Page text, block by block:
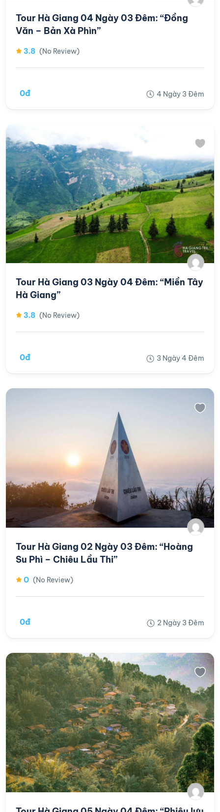
Tour Hà Giang 04 Ngày 03 Đêm: “Đồng
Văn – Bản Xà Phìn”
3.8 (No Review)
0đ 4 Ngày 3 Đêm
Tour Hà Giang 03 Ngày 04 Đêm: “Miền Tây
Hà Giang”
3.8 (No Review)
0đ 3 Ngày 4 Đêm
Tour Hà Giang 02 Ngày 03 Đêm: “Hoàng
Su Phì – Chiêu Lầu Thi”
0 (No Review)
0đ 2 Ngày 3 Đêm